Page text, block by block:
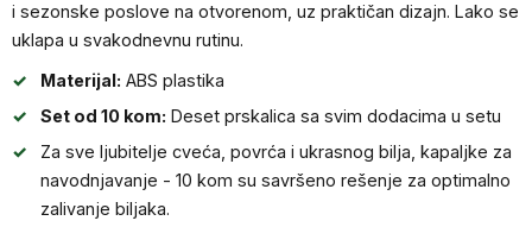
i sezonske poslove na otvorenom, uz praktičan dizajn. Lako se
uklapa u svakodnevnu rutinu.
Materijal: ABS plastika
Set od 10 kom: Deset prskalica sa svim dodacima u setu
Za sve ljubitelje cveća, povrća i ukrasnog bilja, kapaljke za
navodnjavanje - 10 kom su savršeno rešenje za optimalno
zalivanje biljaka.